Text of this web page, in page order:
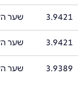
3.9421 שער הלירה
3.9421 שער הלירה
3.9389 שער הלירה